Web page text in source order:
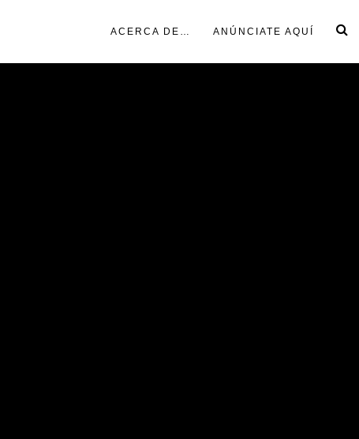
ACERCA DE… ANÚNCIATE AQUÍ